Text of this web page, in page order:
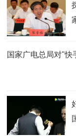
国家广电总局对"快